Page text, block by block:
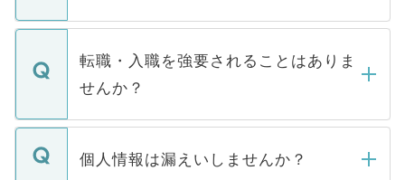
ます。通常、5営業日以内にはご連絡をせて
いただきますので、しばらくお待ちくださ
マイナビDOCTORで取り扱っている求人の
うち約3割は、Webサイトからご覧いただ
けない「非公開求人」です。非公開求人は
下記の理由によって、一般には公開してい
ません。
■応募殺到を避けるため 人気のある医療機
転職・入職を強要されることはありま
せんか？
転職・入職を強要することは一切ありませ
ん。また、仮に応募先から内定をいただい
個人情報は漏えいしませんか？